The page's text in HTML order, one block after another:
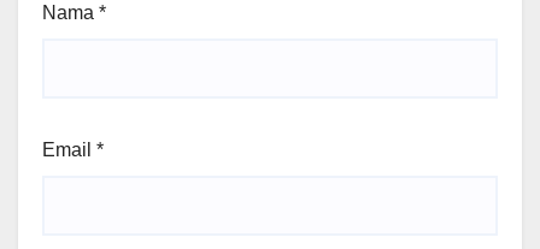
Nama *
Email *